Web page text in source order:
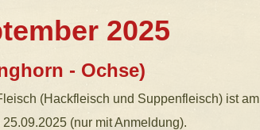
2025
- Ochse)
(Hackfleisch und Suppenfleisch) ist am
(nur mit Anmeldung).